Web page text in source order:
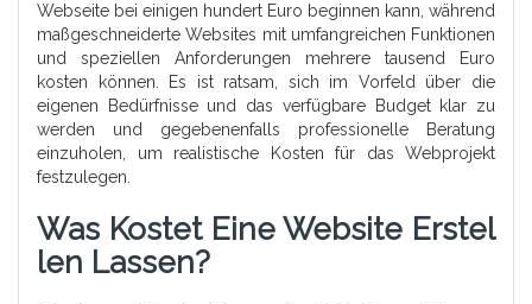
Webseite bei einigen hundert Euro beginnen kann, während
maßgeschneiderte Websites mit umfangreichen Funktionen
und speziellen Anforderungen mehrere tausend Euro
kosten können. Es ist ratsam, sich im Vorfeld über die
eigenen Bedürfnisse und das verfügbare Budget klar zu
werden und gegebenenfalls professionelle Beratung
einzuholen, um realistische Kosten für das Webprojekt
festzulegen.
Was Kostet Eine Website Erstel
Len Lassen?